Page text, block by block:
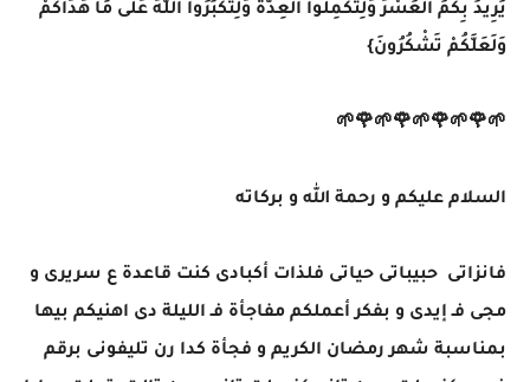
يُرِيدُ بِكُمُ الْعُسْرَ وَلِتُكْمِلُوا الْعِدَّةَ وَلِتُكَبِّرُوا اللَّهَ عَلَى مَا هَدَاكُمْ
وَلَعَلَّكُمْ تَشْكُرُونَ}
🌱🌹🌱🌹🌱🌹🌱🌹🌱
السلام عليكم و رحمة الله و بركاته
فانزاتى حبيباتى حياتى فلذات أكبادى كنت قاعدة ع سريرى و
مجى فـ إيدى و بفكر أعملكم مفاجأة فـ الليلة دى اهنيكم بيها
بمناسبة شهر رمضان الكريم و فجأة كدا رن تليفونى برقم